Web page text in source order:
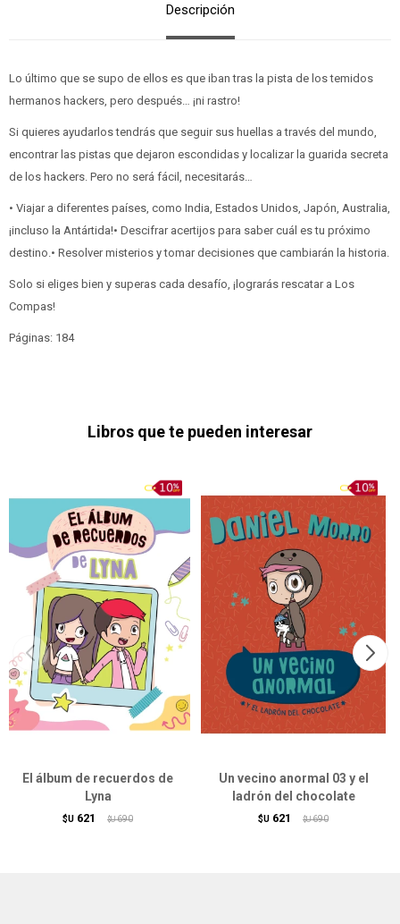
Descripción
Lo último que se supo de ellos es que iban tras la pista de los temidos
hermanos hackers, pero después… ¡ni rastro!
Si quieres ayudarlos tendrás que seguir sus huellas a través del mundo,
encontrar las pistas que dejaron escondidas y localizar la guarida secreta
de los hackers. Pero no será fácil, necesitarás…
• Viajar a diferentes países, como India, Estados Unidos, Japón, Australia,
¡incluso la Antártida!• Descifrar acertijos para saber cuál es tu próximo
destino.• Resolver misterios y tomar decisiones que cambiarán la historia.
Solo si eliges bien y superas cada desafío, ¡lograrás rescatar a Los
Compas!
Páginas: 184
Libros que te pueden interesar
El álbum de recuerdos de
Lyna
$U 621 $U 690
Un vecino anormal 03 y el
ladrón del chocolate
$U 621 $U 690